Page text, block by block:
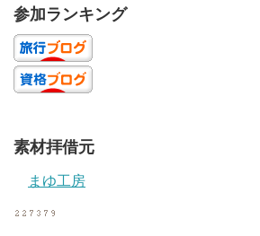
参加ランキング
素材拝借元
まゆ工房